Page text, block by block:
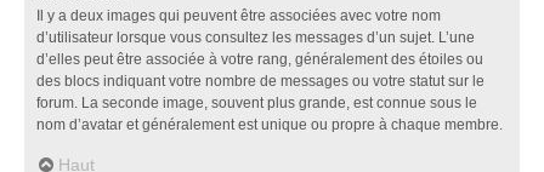
Il y a deux images qui peuvent être associées avec votre nom
d’utilisateur lorsque vous consultez les messages d’un sujet. L’une
d’elles peut être associée à votre rang, généralement des étoiles ou
des blocs indiquant votre nombre de messages ou votre statut sur le
forum. La seconde image, souvent plus grande, est connue sous le
nom d’avatar et généralement est unique ou propre à chaque membre.
Haut